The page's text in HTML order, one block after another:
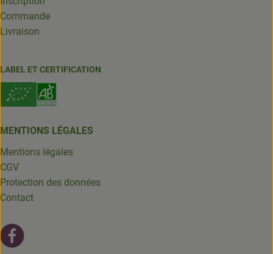
Commande
Livraison
LABEL ET CERTIFICATION
MENTIONS LÉGALES
Mentions légales
CGV
Protection des données
Contact